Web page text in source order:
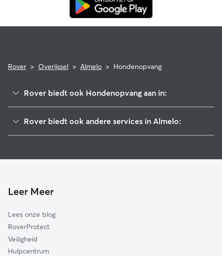
Rover > Overijssel > Almelo > Hondenopvang
Rover biedt ook Hondenopvang aan in:
Tubbergen
Hellendoorn
Hengelo
Dinkelland
Oldenzaal
Rover biedt ook andere services in Almelo:
Leer Meer
Lees onze blog
RoverProtect
Veiligheid
Hulpcentrum